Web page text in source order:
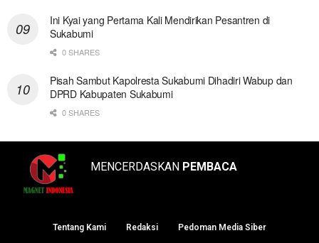
Ini Kyai yang Pertama Kali Mendirikan Pesantren di
Sukabumi
0 SHARES
Pisah Sambut Kapolresta Sukabumi Dihadiri Wabup dan
DPRD Kabupaten Sukabumi
0 SHARES
MENCERDASKAN PEMBACA
Tentang Kami Redaksi Pedoman Media Siber